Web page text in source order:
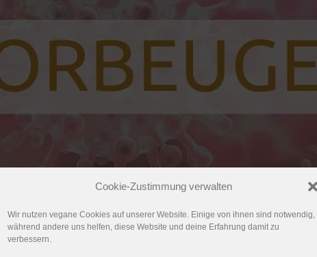
Cookie-Zustimmung verwalten
Wir nutzen vegane Cookies auf unserer Website. Einige von ihnen sind notwendig,
während andere uns helfen, diese Website und deine Erfahrung damit zu
verbessern.